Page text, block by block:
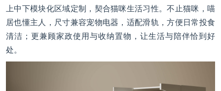
上中下模块化区域定制，契合猫咪生活习性。不止猫咪，喵
居也懂主人，尺寸兼容宠物电器，适配滑轨，方便日常投食
清洁；更兼顾家政使用与收纳置物，让生活与陪伴恰到好
处。